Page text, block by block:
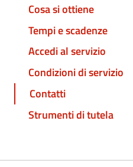
Cosa si ottiene
Tempi e scadenze
Accedi al servizio
Condizioni di servizio
Contatti
Strumenti di tutela